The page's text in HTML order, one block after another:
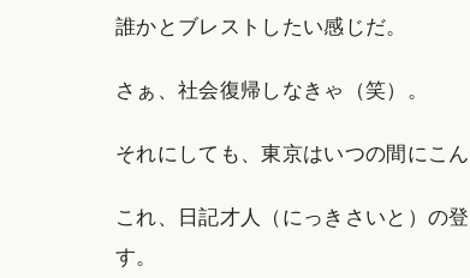
誰かとブレストしたい感じだ。
さぁ、社会復帰しなきゃ（笑）。
それにしても、東京はいつの間にこ
これ、日記才人（にっきさいと）の
す。